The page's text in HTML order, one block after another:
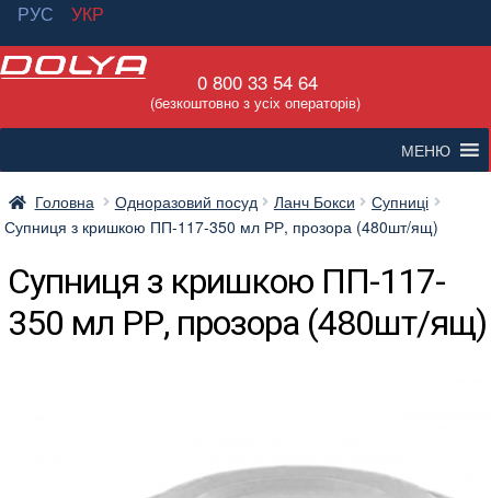
РУС
УКР
Перейти
навігації
Перейти
вмісту
0 800 33 54 64
(безкоштовно з усіх операторів)
МЕНЮ
Головна Одноразовий посуд Ланч Бокси
Супниці
Супниця з кришкою ПП-117-350 мл РР, прозора (480шт/ящ)
Супниця з кришкою ПП-117-
350 мл РР, прозора (480шт/ящ)